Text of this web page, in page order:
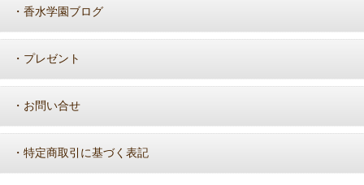
・ 香水学園ブログ
・ プレゼント
・ お問い合せ
・ 特定商取引に基づく表記